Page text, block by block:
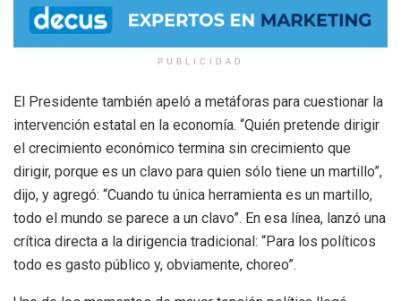
PUBLICIDAD
El Presidente también apeló a metáforas para cuestionar la
intervención estatal en la economía. “Quién pretende dirigir
el crecimiento económico termina sin crecimiento que
dirigir, porque es un clavo para quien sólo tiene un martillo”,
dijo, y agregó: “Cuando tu única herramienta es un martillo,
todo el mundo se parece a un clavo”. En esa línea, lanzó una
crítica directa a la dirigencia tradicional: “Para los políticos
todo es gasto público y, obviamente, choreo”.